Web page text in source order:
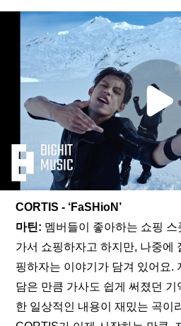
CORTIS - ‘FaSHioN’
마틴: 멤버들이 좋아하는 쇼핑 스
가서 쇼핑하자고 하지만, 나중에
핑하자는 이야기가 담겨 있어요.
담은 만큼 가사도 쉽게 써졌던
한 일상적인 내용이 재밌는 곡이